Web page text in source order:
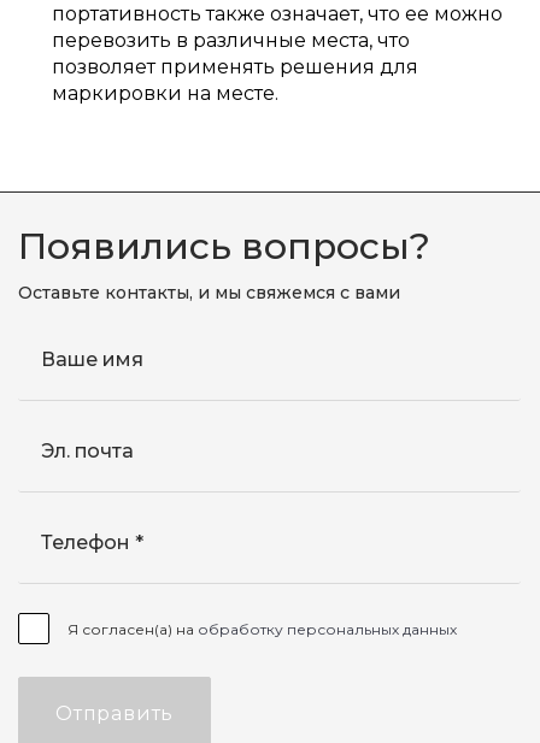
портативность также означает, что ее можно
перевозить в различные места, что
позволяет применять решения для
маркировки на месте.
Появились вопросы?
Оставьте контакты, и мы свяжемся с вами
Ваше имя
Эл. почта
Телефон
Я согласен(а) на обработку персональных данных
Отправить